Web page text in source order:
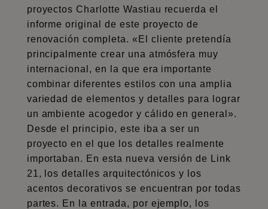
proyectos Charlotte Wastiau recuerda el
informe original de este proyecto de
renovación completa. «El cliente pretendía
principalmente crear una atmósfera muy
internacional, en la que era importante
combinar diferentes estilos con una amplia
variedad de elementos y detalles para lograr
un ambiente acogedor y cálido en general».
Desde el principio, este iba a ser un
proyecto en el que los detalles realmente
importaban. En esta nueva versión de Link
21, los detalles arquitectónicos y los
acentos decorativos se encuentran por todas
partes. En la entrada, por ejemplo, los